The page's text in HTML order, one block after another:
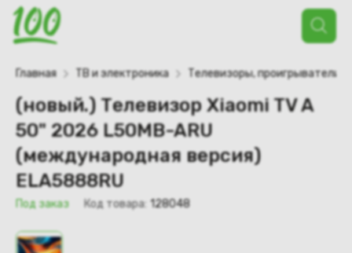
Поиск
товаров
Главная ТВ и электроника Телевизоры, проигрыватели
(новый.) Телевизор Xiaomi TV A
50" 2026 L50MB-ARU
(международная версия)
ELA5888RU
Под заказ Код товара: 128048